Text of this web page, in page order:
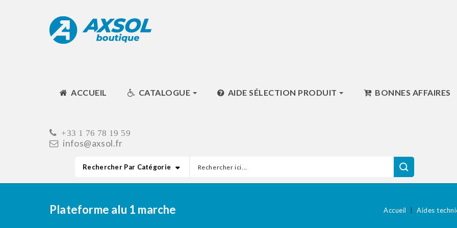
ACCUEIL CATALOGUE AIDE SÉLECTION PRODUIT BONNES AFFAIRES
+33 1 76 78 19 59
infos@axsol.fr
Rechercher Par Catégorie
Plateforme alu 1 marche Accueil Aides